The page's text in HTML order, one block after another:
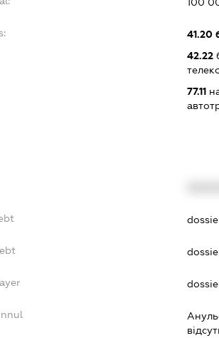
41.20
42.22
77.11